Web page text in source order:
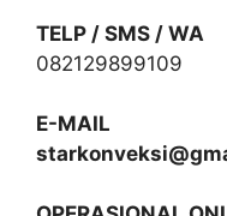
TELP / SMS / WA
082129899109
E-MAIL